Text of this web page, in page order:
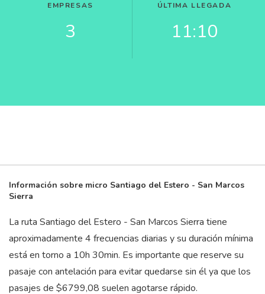
EMPRESAS
3
ÚLTIMA LLEGADA
11:10
Información sobre micro Santiago del Estero - San Marcos
Sierra
La ruta Santiago del Estero - San Marcos Sierra tiene
aproximadamente 4 frecuencias diarias y su duración mínima
está en torno a 10h 30min. Es importante que reserve su
pasaje con antelación para evitar quedarse sin él ya que los
pasajes de $6799,08 suelen agotarse rápido.